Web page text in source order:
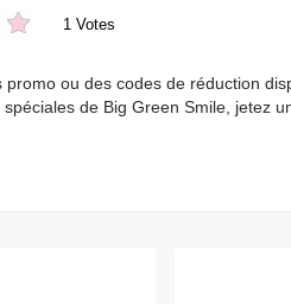
1 Votes
promo ou des codes de réduction
de Big Green Smile, jetez